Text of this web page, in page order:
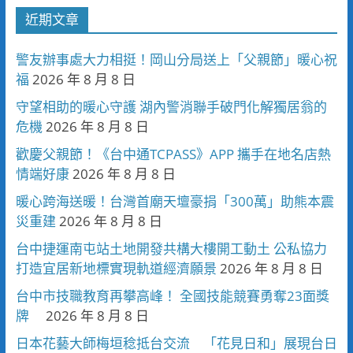
近期文章
警友辦事處大力相挺！岡山分局送上「父親節」暖心祝
福 2026 年 8 月 8 日
守望相助的暖心守護 湖內警消聯手破門化解獨居翁的
危機2026 年 8 月 8 日
歡慶父親節！《台中通TCPASS》APP 攜手在地名店熱
情端好康2026 年 8 月 8 日
暖心跨海送暖！台灣首廟天壇豪捐「300萬」助熊本震
災重建 2026 年 8 月 8 日
台中捷運南屯站土地開發共構大樓開工動土 公私協力
打造宜居新地標實現軌道經濟願景 2026 年 8 月 8 日
台中市技職教育再攀高峰！ 全國技能競賽勇奪23面獎
牌
2026 年 8 月 8 日
日本花藝大師梅垣稔抵台交流 「花見日和」展現台日